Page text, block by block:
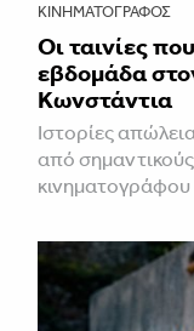
ΚΙΝΗΜΑΤΟΓΡΆΦΟΣ
Οι ταινίες
εβδομάδα
Κωνστάντια
Ιστορίες
από
κινηματογράφου